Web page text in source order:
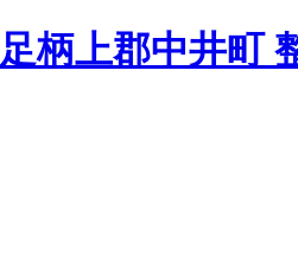
足柄上郡中井町